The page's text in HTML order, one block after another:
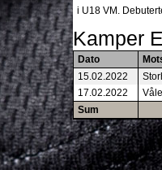
i U18 VM.
Kamper
Dato
15.02.2022
17.02.2022
Sum